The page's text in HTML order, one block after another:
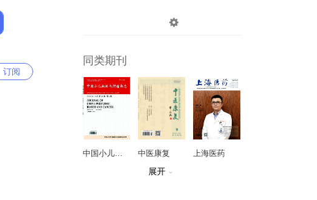

订阅
同类期刊
中国小儿血液与肿瘤杂志 中医康复 上海医药
展开 